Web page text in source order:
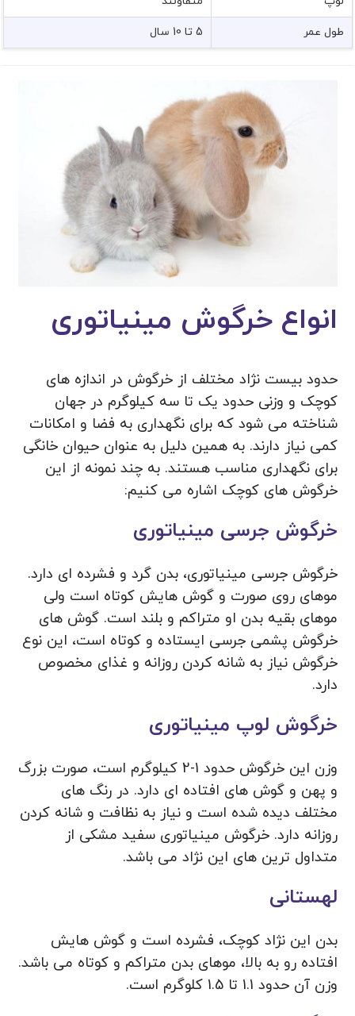
طول عمر 5 تا 10 سال
انواع خرگوش مینیاتوری
حدود بیست نژاد مختلف از خرگوش در اندازه های
کوچک و وزنی حدود یک تا سه کیلوگرم در جهان
شناخته می شود که برای نگهداری به فضا و امکانات
کمی نیاز دارند. به همین دلیل به عنوان حیوان خانگی
برای نگهداری مناسب هستند. به چند نمونه از این
خرگوش های کوچک اشاره می کنیم:
خرگوش جرسی مینیاتوری
خرگوش جرسی مینیاتوری، بدن گرد و فشرده ای دارد.
موهای روی صورت و گوش هایش کوتاه است ولی
موهای بقیه بدن او متراکم و بلند است. گوش های
خرگوش پشمی جرسی ایستاده و کوتاه است، این نوع
خرگوش نیاز به شانه کردن روزانه و غذای مخصوص
دارد.
خرگوش لوپ مینیاتوری
وزن این خرگوش حدود 1-2 کیلوگرم است، صورت بزرگ
و پهن و گوش های افتاده ای دارد. در رنگ های
مختلف دیده شده است و نیاز به نظافت و شانه کردن
روزانه دارد. خرگوش مینیاتوری سفید مشکی از
متداول ترین های این نژاد می باشد.
لهستانی
بدن این نژاد کوچک، فشرده است و گوش هایش
افتاده رو به بالا، موهای بدن متراکم و کوتاه می باشد.
وزن آن حدود 1.1 تا 1.5 کلوگرم است.